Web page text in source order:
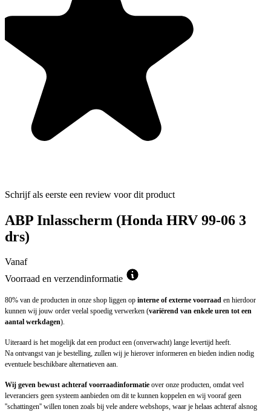
Schrijf als eerste een review voor dit product
ABP Inlasscherm (Honda HRV 99-06 3
drs)
Vanaf
Voorraad en verzendinformatie
80% van de producten in onze shop liggen op interne of externe voorraad en hierdoor
kunnen wij jouw order veelal spoedig verwerken (variërend van enkele uren tot een
aantal werkdagen).
Uiteraard is het mogelijk dat een product een (onverwacht) lange levertijd heeft.
Na ontvangst van je bestelling, zullen wij je hierover informeren en bieden indien nodig
eventuele beschikbare alternatieven aan.
Wij geven bewust achteraf voorraadinformatie over onze producten, omdat veel
leveranciers geen systeem aanbieden om dit te kunnen koppelen en wij vooraf geen
''schattingen'' willen tonen zoals bij vele andere webshops, waar je helaas achteraf alsnog